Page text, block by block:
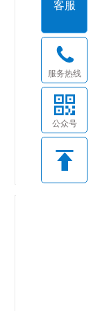
点击询价
儿童靴子001
客服
服务热线
公众号